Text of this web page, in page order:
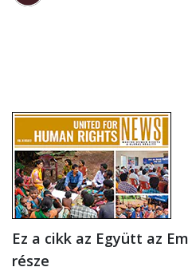
Ez a cikk az Együtt az
része